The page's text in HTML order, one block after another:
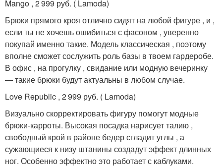
Mango , 2 999 руб. ( Lamoda)
Брюки прямого кроя отлично сидят на любой фигуре , и ,
если ты не хочешь ошибиться с фасоном , уверенно
покупай именно такие. Модель классическая , поэтому
вполне сможет сослужить роль базы в твоем гардеробе.
В офис , на прогулку , свидание или модную вечеринку
— такие брюки будут актуальны в любом случае.
Love Republic , 2 999 руб. ( Lamoda)
Визуально скорректировать фигуру помогут модные
брюки-карроты. Высокая посадка нарисует талию ,
свободный крой в районе бедер сгладит углы , а
сужающиеся к низу штанины создадут эффект длинных
ног. Особенно эффектно это работает с каблуками.